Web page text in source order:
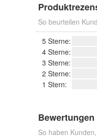
So beurteilen
5 Sterne:
4 Sterne:
3 Sterne:
2 Sterne:
1 Stern:
Bewertungen
So haben